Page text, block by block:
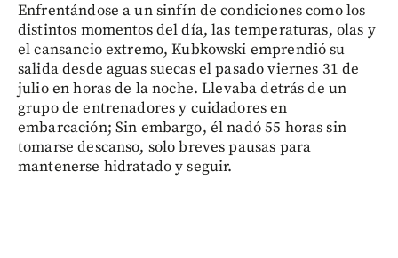
Enfrentándose a un sinfín de condiciones como los
distintos momentos del día, las temperaturas, olas y
el cansancio extremo, Kubkowski emprendió su
salida desde aguas suecas el pasado viernes 31 de
julio en horas de la noche. Llevaba detrás de un
grupo de entrenadores y cuidadores en
embarcación; Sin embargo, él nadó 55 horas sin
tomarse descanso, solo breves pausas para
mantenerse hidratado y seguir.